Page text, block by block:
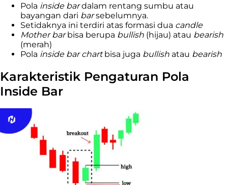
Pola inside bardalam rentang sumbu atau
bayangan dari barsebelumnya.
Setidaknya ini terdiri atas formasi dua candle
Mother barbisa berupa bullish (hijau) atau bearish
(merah)
Pola inside bar chartbisa juga bullish atau bearish
Karakteristik Pengaturan Pola
Inside Bar